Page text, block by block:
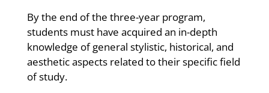
By the end of the three-year program,
students must have acquired an in-depth
knowledge of general stylistic, historical, and
aesthetic aspects related to their specific field
of study.